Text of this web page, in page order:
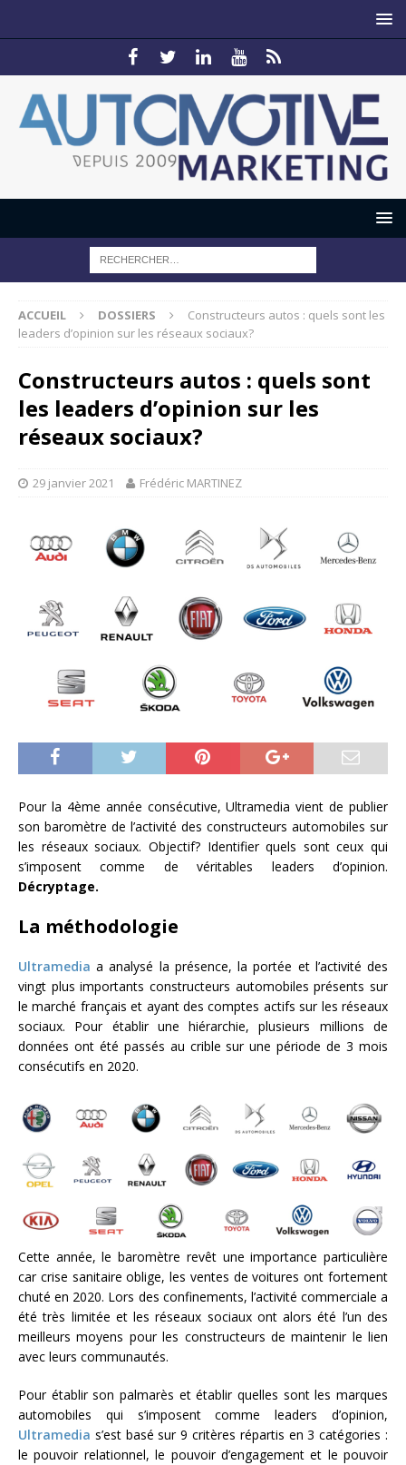
ACCUEIL DOSSIERS
Constructeurs autos : quels sont les
leaders d’opinion sur les réseaux sociaux?
Constructeurs autos : quels sont
les leaders d’opinion sur les
réseaux sociaux?
29 janvier 2021 Frédéric MARTINEZ
Pour la 4ème année consécutive, Ultramedia vient de publier
son baromètre de l’activité des constructeurs automobiles sur
les réseaux sociaux. Objectif? Identifier quels sont ceux qui
s’imposent comme de véritables leaders d’opinion.
Décryptage.
La méthodologie
Ultramedia a analysé la présence, la portée et l’activité des
vingt plus importants constructeurs automobiles présents sur
le marché français et ayant des comptes actifs sur les réseaux
sociaux. Pour établir une hiérarchie, plusieurs millions de
données ont été passés au crible sur une période de 3 mois
consécutifs en 2020.
Cette année, le baromètre revêt une importance particulière
car crise sanitaire oblige, les ventes de voitures ont fortement
chuté en 2020. Lors des confinements, l’activité commerciale a
été très limitée et les réseaux sociaux ont alors été l’un des
meilleurs moyens pour les constructeurs de maintenir le lien
avec leurs communautés.
Pour établir son palmarès et établir quelles sont les marques
automobiles qui s’imposent comme leaders d’opinion,
Ultramedia s’est basé sur 9 critères répartis en 3 catégories :
le pouvoir relationnel, le pouvoir d’engagement et le pouvoir